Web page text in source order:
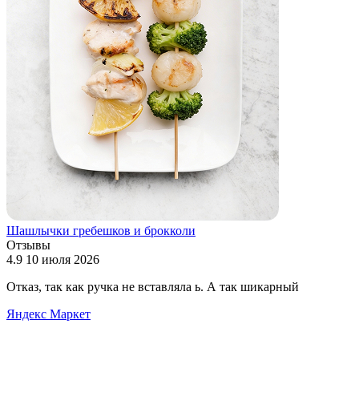
Шашлычки гребешков и брокколи
Отзывы
4.9 10 июля 2026
Отказ, так как ручка не вставляла ь. А так шикарный
Яндекс Маркет